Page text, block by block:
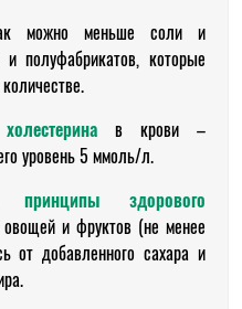
можно меньше соли и
полуфабрикатов, которые
холестерина в крови –
уровень 5 ммоль/л.
принципы здорового
и фруктов (не менее
от добавленного сахара и